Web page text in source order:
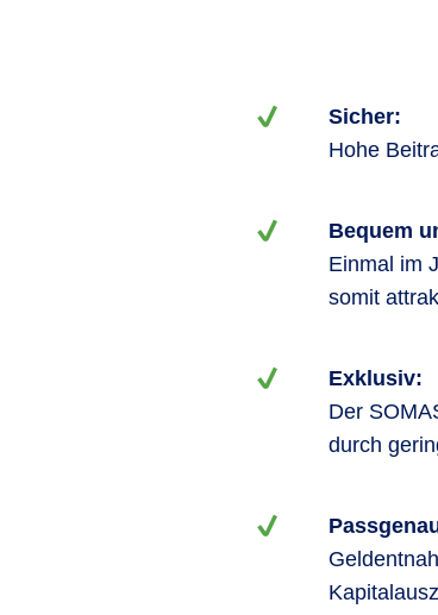
Sicher:
Hohe
Bequem
Einmal im
somit
Exklusiv:
Der
durch